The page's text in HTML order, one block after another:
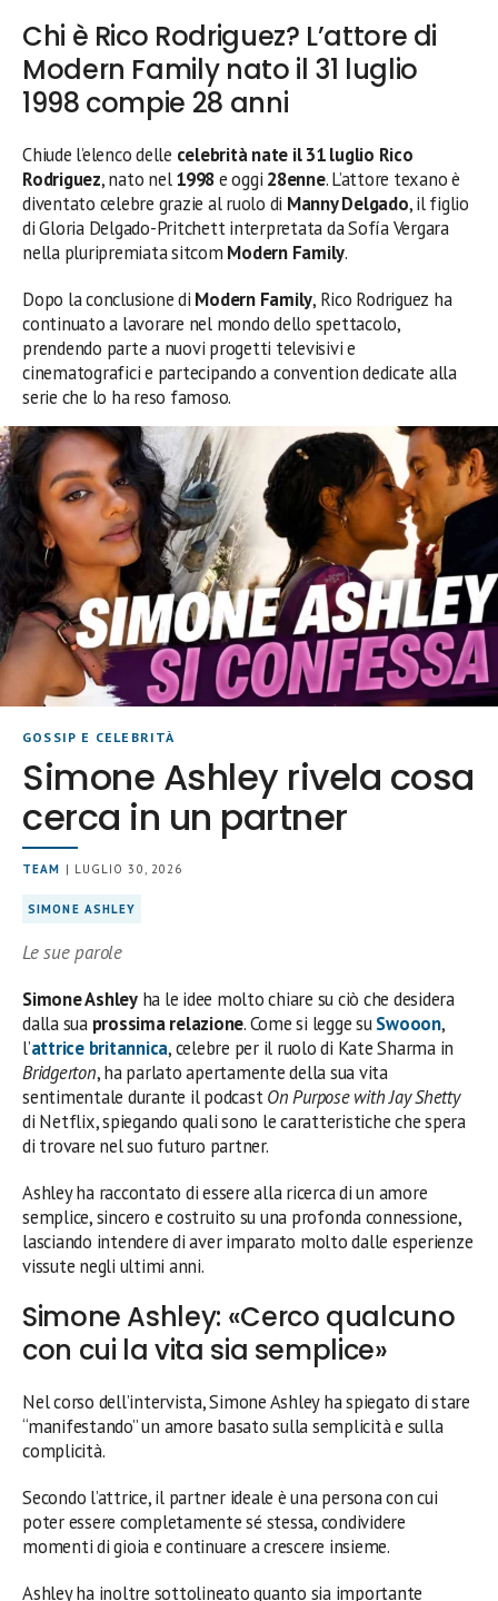
Chi è Rico Rodriguez? L’attore di
Modern Family nato il 31 luglio
1998 compie 28 anni
Chiude l’elenco delle celebrità nate il 31 luglio Rico
Rodriguez, nato nel1998e oggi 28enne. L’attore texano è
diventato celebre grazie al ruolo di Manny Delgado, il figlio
di Gloria Delgado-Pritchett interpretata da Sofía Vergara
nella pluripremiata sitcom Modern Family.
Dopo la conclusione di Modern Family, Rico Rodriguez ha
continuato a lavorare nel mondo dello spettacolo,
prendendo parte a nuovi progetti televisivi e
cinematografici e partecipando a convention dedicate alla
serie che lo ha reso famoso.
GOSSIP E CELEBRITÀ
Simone Ashley rivela cosa
cerca in un partner
TEAM | LUGLIO 30, 2026
SIMONE ASHLEY
Le sue parole
Simone Ashleyha le idee molto chiare su ciò che desidera
dalla sua prossima relazione. Come si legge suSwooon,
l’attrice britannica, celebre per il ruolo di Kate Sharma in
Bridgerton, ha parlato apertamente della sua vita
sentimentale durante il podcastOn Purpose with Jay Shetty
di Netflix, spiegando quali sono le caratteristiche che spera
di trovare nel suo futuro partner.
Ashley ha raccontato di essere alla ricerca di un amore
semplice, sincero e costruito su una profonda connessione,
lasciando intendere di aver imparato molto dalle esperienze
vissute negli ultimi anni.
Simone Ashley: «Cerco qualcuno
con cui la vita sia semplice»
Nel corso dell’intervista, Simone Ashley ha spiegato di stare
“manifestando” un amore basato sulla semplicità e sulla
complicità.
Secondo l’attrice, il partner ideale è una persona con cui
poter essere completamente sé stessa, condividere
momenti di gioia e continuare a crescere insieme.
Ashley ha inoltre sottolineato quanto sia importante